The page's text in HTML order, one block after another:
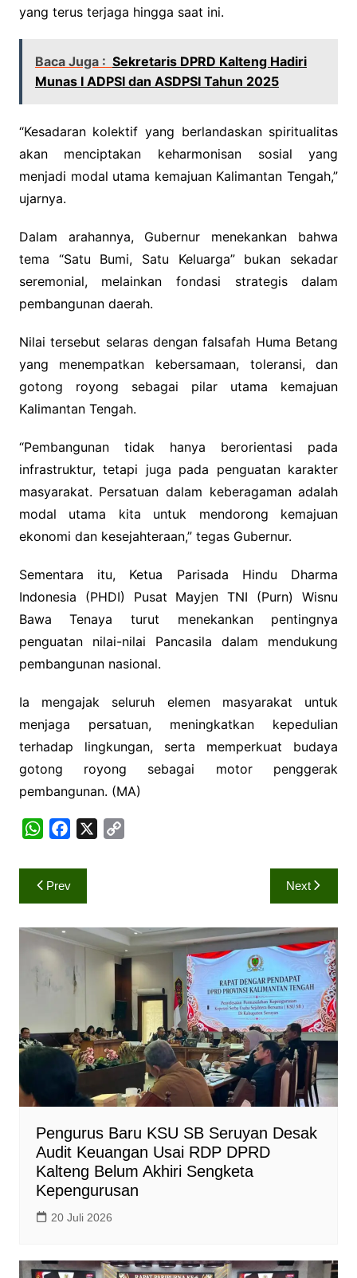
yang terus terjaga hingga saat ini.
Baca Juga : Sekretaris DPRD Kalteng Hadiri
Munas I ADPSI dan ASDPSI Tahun 2025
“Kesadaran kolektif yang berlandaskan spiritualitas
akan menciptakan keharmonisan sosial yang
menjadi modal utama kemajuan Kalimantan Tengah,”
ujarnya.
Dalam arahannya, Gubernur menekankan bahwa
tema “Satu Bumi, Satu Keluarga” bukan sekadar
seremonial, melainkan fondasi strategis dalam
pembangunan daerah.
Nilai tersebut selaras dengan falsafah Huma Betang
yang menempatkan kebersamaan, toleransi, dan
gotong royong sebagai pilar utama kemajuan
Kalimantan Tengah.
“Pembangunan tidak hanya berorientasi pada
infrastruktur, tetapi juga pada penguatan karakter
masyarakat. Persatuan dalam keberagaman adalah
modal utama kita untuk mendorong kemajuan
ekonomi dan kesejahteraan,” tegas Gubernur.
Sementara itu, Ketua Parisada Hindu Dharma
Indonesia (PHDI) Pusat Mayjen TNI (Purn) Wisnu
Bawa Tenaya turut menekankan pentingnya
penguatan nilai-nilai Pancasila dalam mendukung
pembangunan nasional.
Ia mengajak seluruh elemen masyarakat untuk
menjaga persatuan, meningkatkan kepedulian
terhadap lingkungan, serta memperkuat budaya
gotong royong sebagai motor penggerak
pembangunan. (MA)
W
a
t
A
p
c
e
o
k
i
n
Navigasi
pos
Prev Next
Pengurus Baru KSU SB Seruyan Desak
Audit Keuangan Usai RDP DPRD
Kalteng Belum Akhiri Sengketa
Kepengurusan
20 Juli 2026